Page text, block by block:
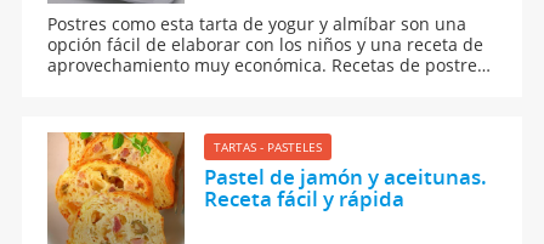
Postres como esta tarta de yogur y almíbar son una
opción fácil de elaborar con los niños y una receta de
aprovechamiento muy económica. Recetas de postres
TARTAS - PASTELES
Pastel de jamón y aceitunas.
Receta fácil y rápida